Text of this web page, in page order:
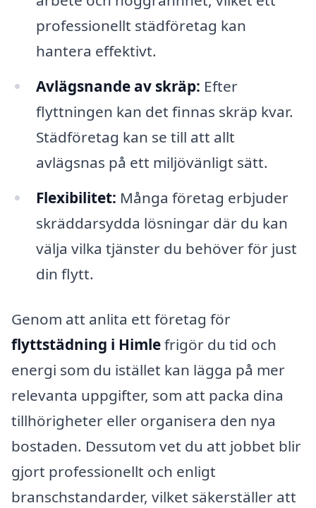
professionellt städföretag kan
hantera effektivt.
Avlägsnande av skräp: Efter
flyttningen kan det finnas skräp kvar.
Städföretag kan se till att allt
avlägsnas på ett miljövänligt sätt.
Flexibilitet: Många företag erbjuder
skräddarsydda lösningar där du kan
välja vilka tjänster du behöver för just
din flytt.
Genom att anlita ett företag för
flyttstädning i Himlefrigör du tid och
energi som du istället kan lägga på mer
relevanta uppgifter, som att packa dina
tillhörigheter eller organisera den nya
bostaden. Dessutom vet du att jobbet blir
gjort professionellt och enligt
branschstandarder, vilket säkerställer att